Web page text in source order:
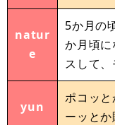
natur
e
5か月の
か月頃
スして
yun
ポコッ
ーッと